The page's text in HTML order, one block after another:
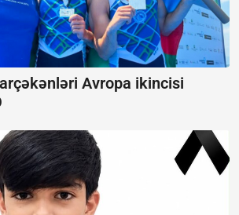
Avropa ikincisi